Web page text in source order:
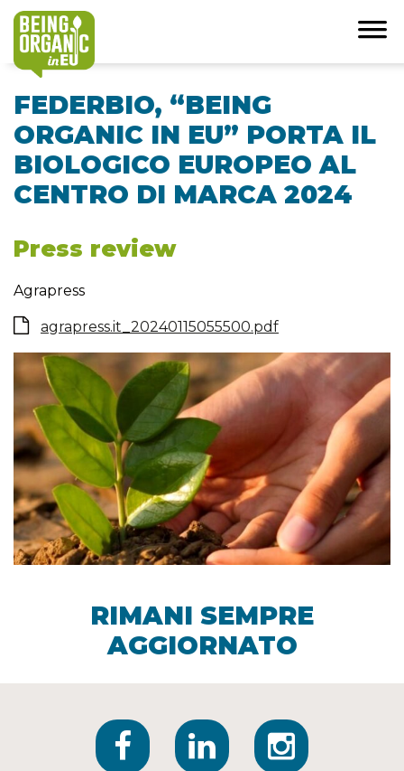
FEDERBIO, “BEING
ORGANIC IN EU” PORTA IL
BIOLOGICO EUROPEO AL
CENTRO DI MARCA 2024
Press review
Agrapress
agrapress.it_20240115055500.pdf
RIMANI SEMPRE
AGGIORNATO